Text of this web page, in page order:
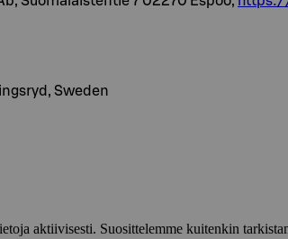
Sweden
aktiivisesti. Suosittelemme kuitenkin